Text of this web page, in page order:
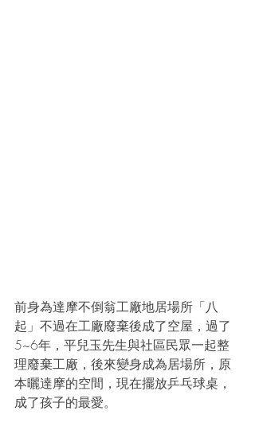
前身為達摩不倒翁工廠地居場所「八
起」不過在工廠廢棄後成了空屋，過了
5~6年，平兒玉先生與社區民眾一起整
理廢棄工廠，後來變身成為居場所，原
本曬達摩的空間，現在擺放乒乓球桌，
成了孩子的最愛。